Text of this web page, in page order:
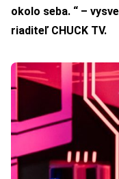
okolo seba. “ –
riaditeľ CHUCK TV.